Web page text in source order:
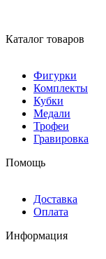
Каталог товаров
Фигурки
Комплекты
Кубки
Медали
Трофеи
Гравировка
Помощь
Доставка
Оплата
Информация